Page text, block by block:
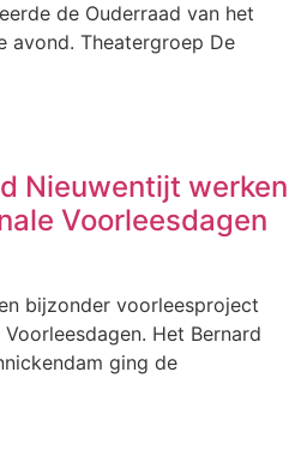
de Ouderraad van het
avond. Theatergroep De
Nieuwentijt werken
Voorleesdagen
bijzonder voorleesproject
Het Bernard
ging de